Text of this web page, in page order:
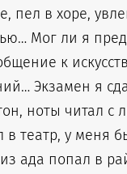
пел в хоре,
Мог ли я
к
Экзамен я
ноты читал с
театр, у меня
ада попал в